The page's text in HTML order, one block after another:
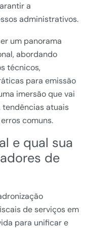
a
administrativos.
um panorama
abordando
técnicos,
para emissão
imersão que vai
tendências atuais
comuns.
e qual sua
de
de serviços em
para unificar e